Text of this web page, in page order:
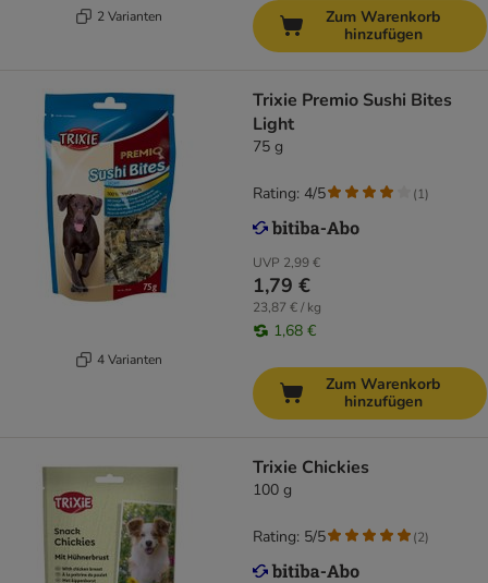
2 Varianten
Zum Warenkorb
hinzufügen
4 Varianten
Trixie Premio Sushi Bites
Light
75 g
UVP 2,99 €
1,79 €
23,87 € / kg
1,68 €
Rating: 4/5 (1)
Zum Warenkorb
hinzufügen
Trixie Chickies
100 g
Rating: 5/5 (2)